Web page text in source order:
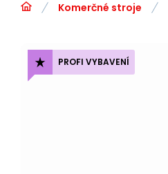
Komerčné stroje
PROFI VYBAVENÍ